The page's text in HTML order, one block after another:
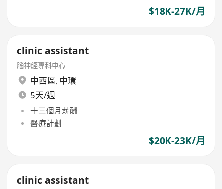
$18K-27K/月
clinic assistant
腦神經專科中心
中西區, 中環
5天/週
十三個月薪酬
醫療計劃
$20K-23K/月
clinic assistant